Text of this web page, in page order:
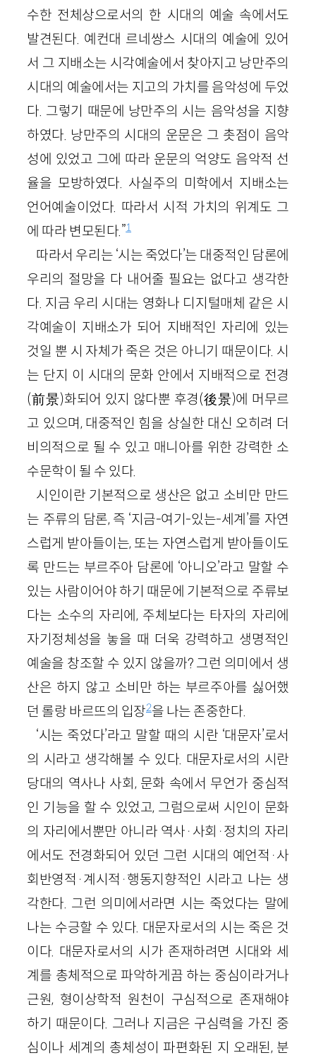
수한 전체상으로서의 한 시대의 예술 속에서도
발견된다. 예컨대 르네쌍스 시대의 예술에 있어
서 그 지배소는 시각예술에서 찾아지고 낭만주의
시대의 예술에서는 지고의 가치를 음악성에 두었
다. 그렇기 때문에 낭만주의 시는 음악성을 지향
하였다. 낭만주의 시대의 운문은 그 촛점이 음악
성에 있었고 그에 따라 운문의 억양도 음악적 선
율을 모방하였다. 사실주의 미학에서 지배소는
언어예술이었다. 따라서 시적 가치의 위계도 그
에 따라 변모된다.”1
따라서 우리는 ‘시는 죽었다’는 대중적인 담론에
우리의 절망을 다 내어줄 필요는 없다고 생각한
다. 지금 우리 시대는 영화나 디지털매체 같은 시
각예술이 지배소가 되어 지배적인 자리에 있는
것일 뿐 시 자체가 죽은 것은 아니기 때문이다. 시
는 단지 이 시대의 문화 안에서 지배적으로 전경
(前景)화되어 있지 않다뿐 후경(後景)에 머무르
고 있으며, 대중적인 힘을 상실한 대신 오히려 더
비의적으로 될 수 있고 매니아를 위한 강력한 소
수문학이 될 수 있다.
시인이란 기본적으로 생산은 없고 소비만 만드
는 주류의 담론, 즉 ‘지금-여기-있는-세계’를 자연
스럽게 받아들이는, 또는 자연스럽게 받아들이도
록 만드는 부르주아 담론에 ‘아니오’라고 말할 수
있는 사람이어야 하기 때문에 기본적으로 주류보
다는 소수의 자리에, 주체보다는 타자의 자리에
자기정체성을 놓을 때 더욱 강력하고 생명적인
예술을 창조할 수 있지 않을까? 그런 의미에서 생
산은 하지 않고 소비만 하는 부르주아를 싫어했
던 롤랑 바르뜨의 입장2을 나는 존중한다.
‘시는 죽었다’라고 말할 때의 시란 ‘대문자’로서
의 시라고 생각해볼 수 있다. 대문자로서의 시란
당대의 역사나 사회, 문화 속에서 무언가 중심적
인 기능을 할 수 있었고, 그럼으로써 시인이 문화
의 자리에서뿐만 아니라 역사·사회·정치의 자리
에서도 전경화되어 있던 그런 시대의 예언적·사
회반영적·계시적·행동지향적인 시라고 나는 생
각한다. 그런 의미에서라면 시는 죽었다는 말에
나는 수긍할 수 있다. 대문자로서의 시는 죽은 것
이다. 대문자로서의 시가 존재하려면 시대와 세
계를 총체적으로 파악하게끔 하는 중심이라거나
근원, 형이상학적 원천이 구심적으로 존재해야
하기 때문이다. 그러나 지금은 구심력을 가진 중
심이나 세계의 총체성이 파편화된 지 오래된, 분